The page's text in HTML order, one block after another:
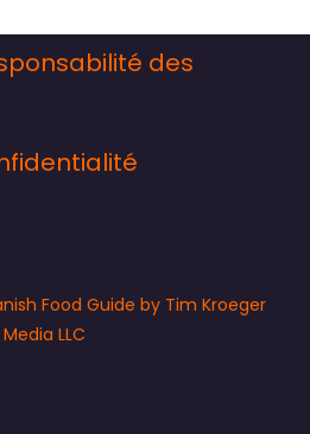
des
Food Guide by Tim Kroeger
Media LLC